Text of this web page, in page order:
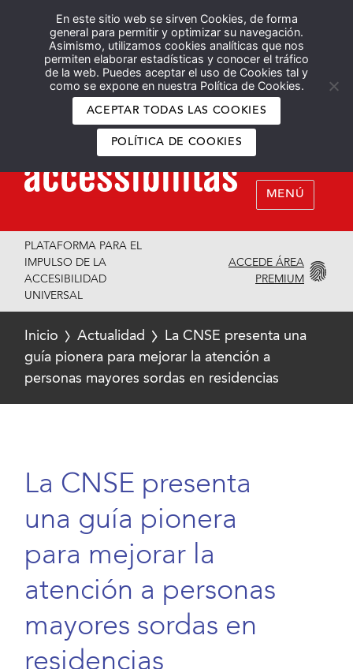
En este sitio web se sirven Cookies, de forma
general para permitir y optimizar su navegación.
Asimismo, utilizamos cookies analíticas que nos
permiten elaborar estadísticas y conocer el tráfico
de la web. Puedes aceptar el uso de Cookies tal y
como se expone en nuestra Política de Cookies.
ACEPTAR TODAS LAS COOKIES
POLÍTICA DE COOKIES
Español English
MENÚ
PLATAFORMA PARA EL
IMPULSO DE LA
ACCESIBILIDAD
UNIVERSAL
ACCEDE ÁREA
PREMIUM
Inicio Actualidad
La CNSE presenta una
guía pionera para mejorar la atención a
personas mayores sordas en residencias
La CNSE presenta
una guía pionera
para mejorar la
atención a personas
mayores sordas en
residencias